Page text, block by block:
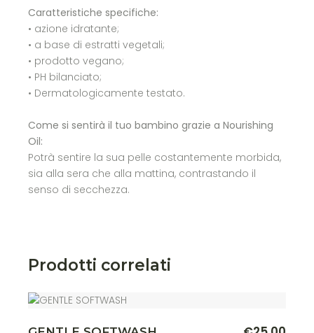
Caratteristiche specifiche:
• azione idratante;
• a base di estratti vegetali;
• prodotto vegano;
• PH bilanciato;
• Dermatologicamente testato.
Come si sentirà il tuo bambino grazie a Nourishing
Oil:
Potrà sentire la sua pelle costantemente morbida,
sia alla sera che alla mattina, contrastando il
senso di secchezza.
Prodotti correlati